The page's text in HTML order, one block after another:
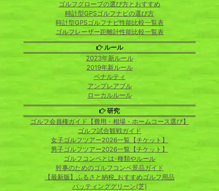
ゴルフグローブの選び方とおすすめ
時計型GPSゴルフナビの選び方
時計型GPSゴルフナビ性能比較一覧表
ゴルフレーザー距離計性能比較一覧表
ルール
2023年新ルール
2019年新ルール
ペナルティ
アンプレアブル
ローカルルール
研究
ゴルフ会員権ガイド【費用・相場・ホームコース選び】
ゴルフ試合観戦ガイド
女子ゴルフツアー2026一覧【チケット】
男子ゴルフツアー2026一覧【チケット】
ゴルフコンペとは-種類やルール
幹事のためのゴルフコンペ景品ガイド
【最新版】ふるさと納税_おすすめゴルフ用品
パッティンググリーン(芝)